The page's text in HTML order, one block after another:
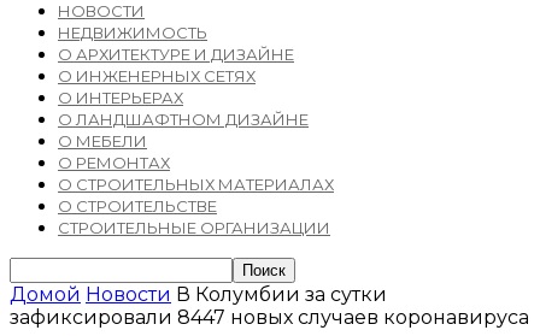
НОВОСТИ
НЕДВИЖИМОСТЬ
О АРХИТЕКТУРЕ И ДИЗАЙНЕ
О ИНЖЕНЕРНЫХ СЕТЯХ
О ИНТЕРЬЕРАХ
О ЛАНДШАФТНОМ ДИЗАЙНЕ
О МЕБЕЛИ
О РЕМОНТАХ
О СТРОИТЕЛЬНЫХ МАТЕРИАЛАХ
О СТРОИТЕЛЬСТВЕ
СТРОИТЕЛЬНЫЕ ОРГАНИЗАЦИИ
Домой Новости В Колумбии за сутки
зафиксировали 8447 новых случаев коронавируса